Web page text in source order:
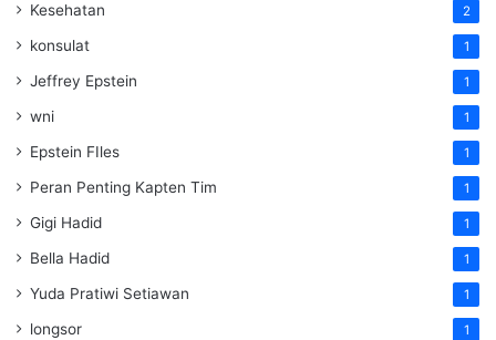
Kesehatan 2
konsulat 1
Jeffrey Epstein 1
wni 1
Epstein FIles 1
Peran Penting Kapten Tim 1
Gigi Hadid 1
Bella Hadid 1
Yuda Pratiwi Setiawan 1
longsor 1